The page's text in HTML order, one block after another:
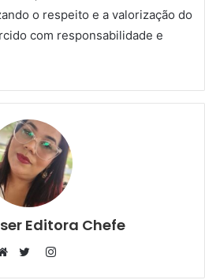
o respeito e a valorização do
com responsabilidade e
Editora Chefe
Instagram